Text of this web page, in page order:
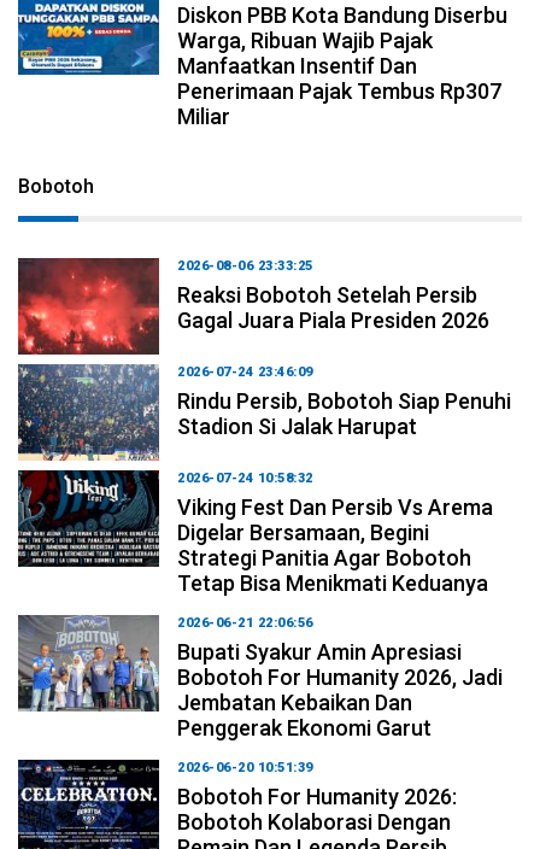
Diskon PBB Kota Bandung Diserbu
Warga, Ribuan Wajib Pajak
Manfaatkan Insentif Dan
Penerimaan Pajak Tembus Rp307
Miliar
Bobotoh
2026-08-06 23:33:25
Reaksi Bobotoh Setelah Persib
Gagal Juara Piala Presiden 2026
2026-07-24 23:46:09
Rindu Persib, Bobotoh Siap Penuhi
Stadion Si Jalak Harupat
2026-07-24 10:58:32
Viking Fest Dan Persib Vs Arema
Digelar Bersamaan, Begini
Strategi Panitia Agar Bobotoh
Tetap Bisa Menikmati Keduanya
2026-06-21 22:06:56
Bupati Syakur Amin Apresiasi
Bobotoh For Humanity 2026, Jadi
Jembatan Kebaikan Dan
Penggerak Ekonomi Garut
2026-06-20 10:51:39
Bobotoh For Humanity 2026:
Bobotoh Kolaborasi Dengan